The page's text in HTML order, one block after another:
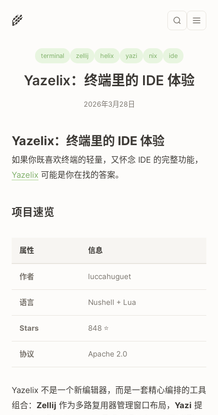
🌾
terminal zellij helix yazi nix ide
Yazelix：终端里的 IDE 体验
2026年3月28日
Yazelix：终端里的 IDE 体验
如果你既喜欢终端的轻量，又怀念 IDE 的完整功能，
Yazelix 可能是你在找的答案。
项目速览
属性 信息
作者 luccahuguet
语言 Nushell + Lua
Stars 848 ⭐
协议 Apache 2.0
Yazelix 不是一个新编辑器，而是一套精心编排的工具
组合： Zellij 作为多路复用器管理窗口布局， Yazi 提